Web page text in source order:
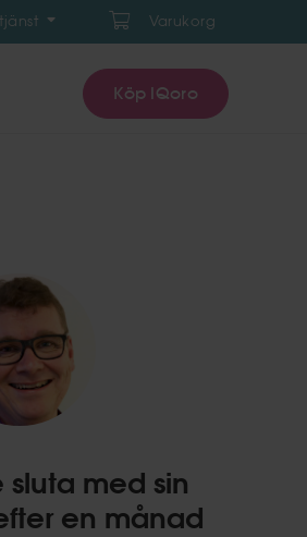
Varukorg
Köp IQoro
med sin
en månad